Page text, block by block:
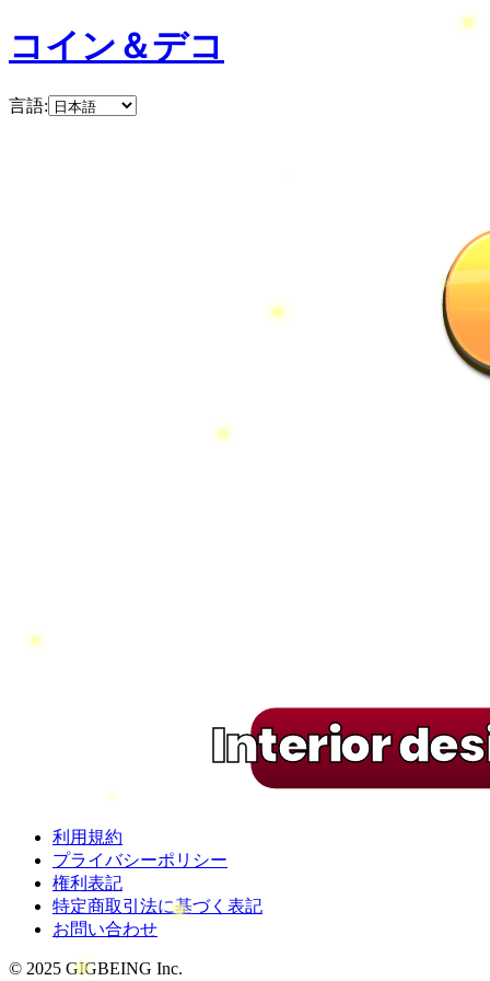
コイン＆デコ
言語:
Interior
利用規約
プライバシーポリシー
権利表記
特定商取引法に基づく表記
お問い合わせ
© 2025 GIGBEING Inc.